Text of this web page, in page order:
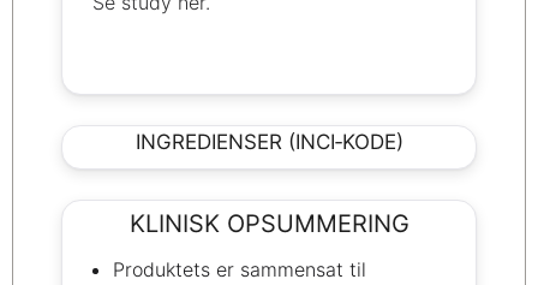
INGREDIENSER (INCI‑KODE)
KLINISK OPSUMMERING
Produktets er sammensat til